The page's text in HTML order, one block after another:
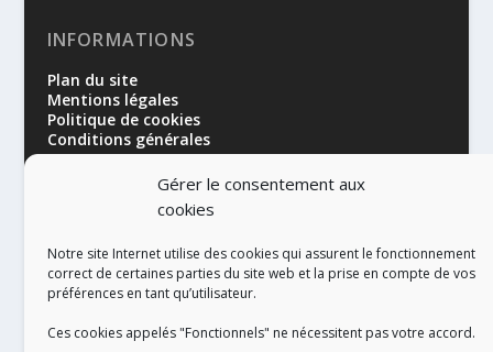
Gérer le consentement aux
cookies
Notre site Internet utilise des cookies qui assurent le fonctionnement
correct de certaines parties du site web et la prise en compte de vos
préférences en tant qu’utilisateur.
Ces cookies appelés "Fonctionnels" ne nécessitent pas votre accord.
INFORMATIONS
Plan du site
Mentions légales
Politique de cookies
Conditions générales